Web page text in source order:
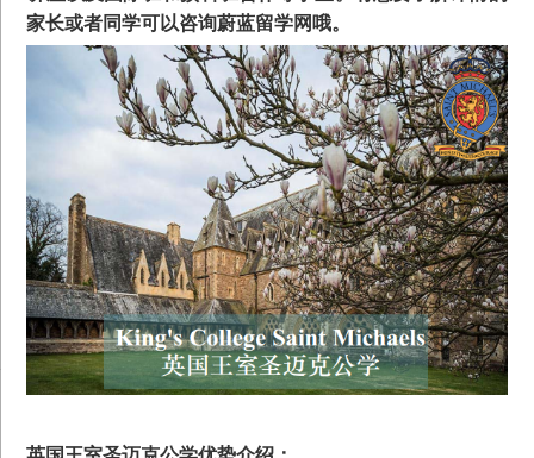
家长或者同学可以咨询蔚蓝留学网哦。